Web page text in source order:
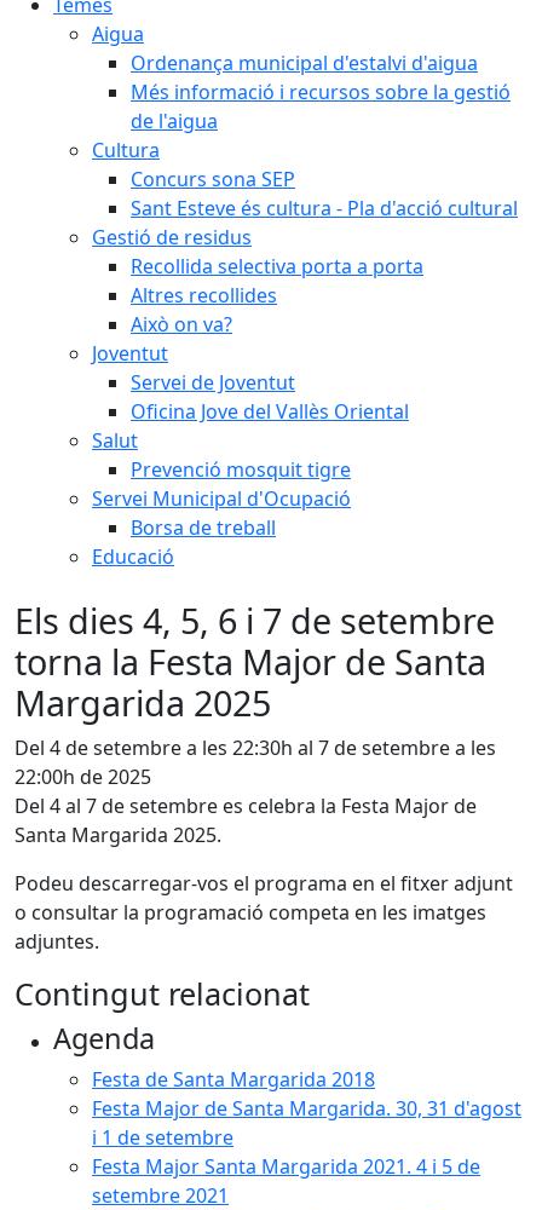
Aigua
Ordenança municipal d'estalvi d'aigua
Més informació i recursos sobre la gestió
de l'aigua
Cultura
Concurs sona SEP
Sant Esteve és cultura - Pla d'acció cultural
Gestió de residus
Recollida selectiva porta a porta
Altres recollides
Això on va?
Joventut
Servei de Joventut
Oficina Jove del Vallès Oriental
Salut
Prevenció mosquit tigre
Servei Municipal d'Ocupació
Borsa de treball
Educació
Els dies 4, 5, 6 i 7 de setembre
torna la Festa Major de Santa
Margarida 2025
Del 4 de setembre a les 22:30h al 7 de setembre a les
22:00h de 2025
Del 4 al 7 de setembre es celebra la Festa Major de
Santa Margarida 2025.
Podeu descarregar-vos el programa en el fitxer adjunt
o consultar la programació competa en les imatges
adjuntes.
Contingut relacionat
Agenda
Festa de Santa Margarida 2018
Festa Major de Santa Margarida. 30, 31 d'agost
i 1 de setembre
Festa Major Santa Margarida 2021. 4 i 5 de
setembre 2021